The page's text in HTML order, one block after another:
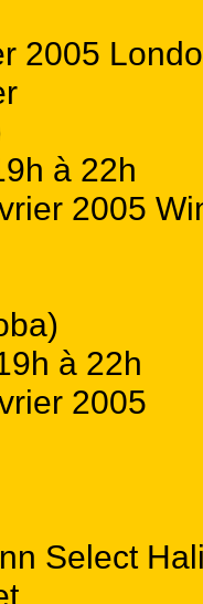
2005
à 22h
2005
à 22h
2005
Select